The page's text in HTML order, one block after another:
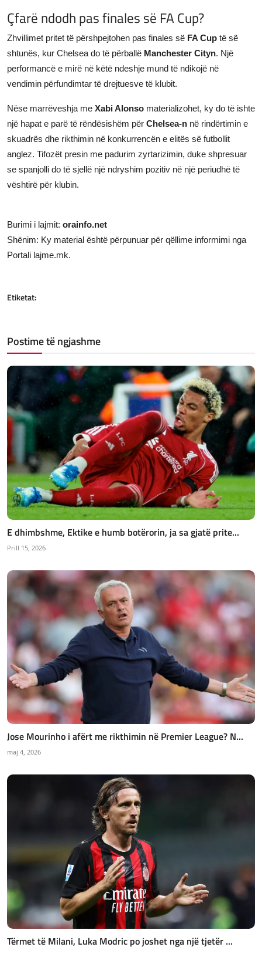
Çfarë ndodh pas finales së FA Cup?
Zhvillimet pritet të përshpejtohen pas finales së FA Cup të së
shtunës, kur Chelsea do të përballë Manchester Cityn. Një
performancë e mirë në këtë ndeshje mund të ndikojë në
vendimin përfundimtar të drejtuesve të klubit.
Nëse marrëveshja me Xabi Alonso materializohet, ky do të ishte
një hapat e parë të rëndësishëm për Chelsea-n në rindërtimin e
skuadrës dhe rikthimin në konkurrencën e elitës së futbollit
anglez. Tifozët presin me padurim zyrtarizimin, duke shpresuar
se spanjolli do të sjellë një ndryshim pozitiv në një periudhë të
vështirë për klubin.
Burimi i lajmit: orainfo.net
Shënim: Ky material është përpunuar për qëllime informimi nga
Portali lajme.mk.
Etiketat:
Postime të ngjashme
E dhimbshme, Ektike e humb botërorin, ja sa gjatë prite...
Prill 15, 2026
Jose Mourinho i afërt me rikthimin në Premier League? N...
maj 4, 2026
Tërmet të Milani, Luka Modric po joshet nga një tjetër ...